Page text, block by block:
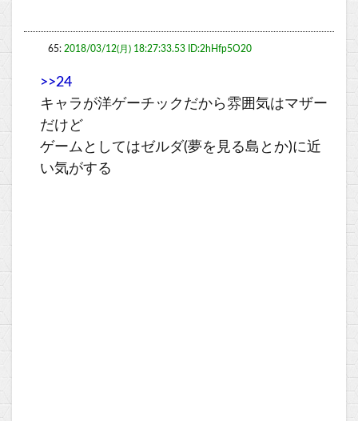
65: 2018/03/12(月) 18:27:33.53 ID:2hHfp5O20
>>24
キャラが洋ゲーチックだから雰囲気はマザー
だけど
ゲームとしてはゼルダ(夢を見る島とか)に近
い気がする